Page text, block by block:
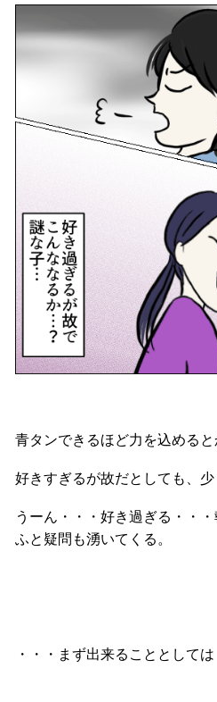
青タンできるほど力を込める
好きすぎるが故だとしても、少
うーん・・・好き過ぎる・・・
ふと疑問も湧いてくる。
・・・ まず出来ることとしては